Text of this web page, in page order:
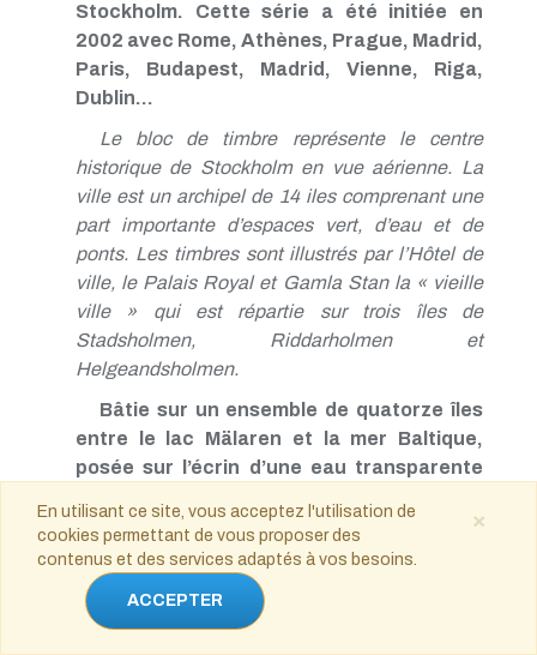
Stockholm. Cette série a été initiée en
2002 avec Rome, Athènes, Prague, Madrid,
Paris, Budapest, Madrid, Vienne, Riga,
Dublin…
Le bloc de timbre représente le centre
historique de Stockholm en vue aérienne. La
ville est un archipel de 14 iles comprenant une
part importante d’espaces vert, d’eau et de
ponts. Les timbres sont illustrés par l’Hôtel de
ville, le Palais Royal et Gamla Stan la « vieille
ville » qui est répartie sur trois îles de
Stadsholmen, Riddarholmen et
Helgeandsholmen.
Bâtie sur un ensemble de quatorze îles
entre le lac Mälaren et la mer Baltique,
posée sur l’écrin d’une eau transparente
cernée par la forêt, Stockholm
Gamla Stan, le centre
historique de
Stockholm, rappelle
spectaculaire « Salle
×
En utilisant ce site, vous acceptez l'utilisation de
cookies permettant de vous proposer des
contenus et des services adaptés à vos besoins.
ACCEPTER